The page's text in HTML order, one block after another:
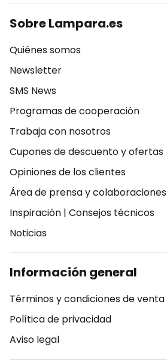
Sobre Lampara.es
Quiénes somos
Newsletter
SMS News
Programas de cooperación
Trabaja con nosotros
Cupones de descuento y ofertas
Opiniones de los clientes
Área de prensa y colaboraciones
Inspiración | Consejos técnicos
Noticias
Información general
Términos y condiciones de venta
Política de privacidad
Aviso legal